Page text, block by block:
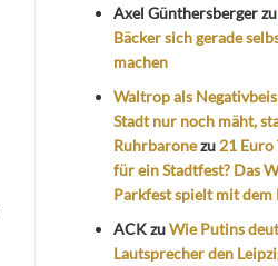
Axel Günthersberger
Bäcker sich gerade
machen
Waltrop als
Stadt nur noch mäht,
Ruhrbaronezu 21
für ein Stadtfest? Das
Parkfest spielt mit dem
ACKzuWie Putins
Lautsprecher den